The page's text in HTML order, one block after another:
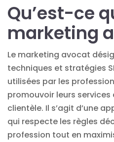
Qu’est-ce
marketing
Le marketing avocat
techniques et stratégies
utilisées par les
promouvoir leurs
clientèle. Il s’agit d’une
qui respecte les règles
profession tout en